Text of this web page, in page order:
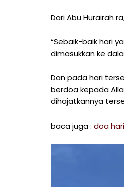
Dari Abu Hurairah
“Sebaik-baik hari
dimasukkan ke
Dan pada hari
berdoa kepada
dihajatkannya
baca juga : doa